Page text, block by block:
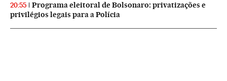
20:55
Programa eleitoral de Bolsonaro: privatizações e
privilégios legais para a Polícia